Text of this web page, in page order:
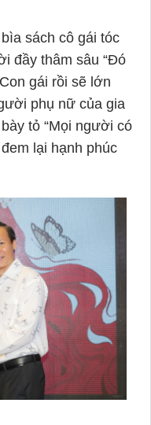
sách cô gái tóc
đầy thâm sâu “Đó
gái rồi sẽ lớn
phụ nữ của gia
tỏ “Mọi người có
lại hạnh phúc